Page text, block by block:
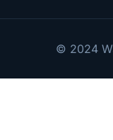
© 2024